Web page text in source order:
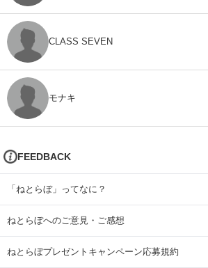
CLASS SEVEN
モナキ
FEEDBACK
「ねとらぼ」ってなに？
ねとらぼへのご意見・ご感想
ねとらぼプレゼントキャンペーン応募規約